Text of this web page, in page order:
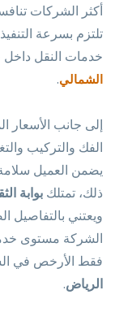
أكثر الشركات
تلتزم بسرعة
خدمات النقل داخل
الشمالي.
إلى جانب الأسعار
الفك والتركيب
يضمن العميل
ذلك، تمتلك بوابة
ويعتني بالتفاصيل
الشركة مستوى
فقط الأرخص في
الرياض.